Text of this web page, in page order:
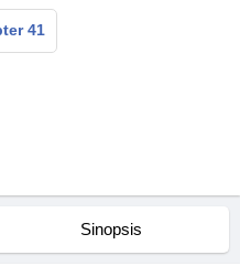
41
Sinopsis